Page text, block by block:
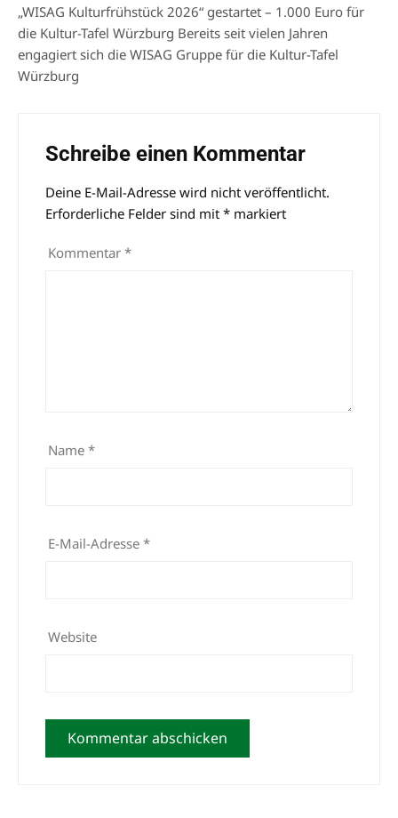
„WISAG Kulturfrühstück 2026“ gestartet – 1.000 Euro für
die Kultur-Tafel Würzburg Bereits seit vielen Jahren
engagiert sich die WISAG Gruppe für die Kultur-Tafel
Würzburg
Schreibe einen Kommentar
Deine E-Mail-Adresse wird nicht veröffentlicht.
Erforderliche Felder sind mit * markiert
Kommentar *
Name *
E-Mail-Adresse *
Website
Alternative: